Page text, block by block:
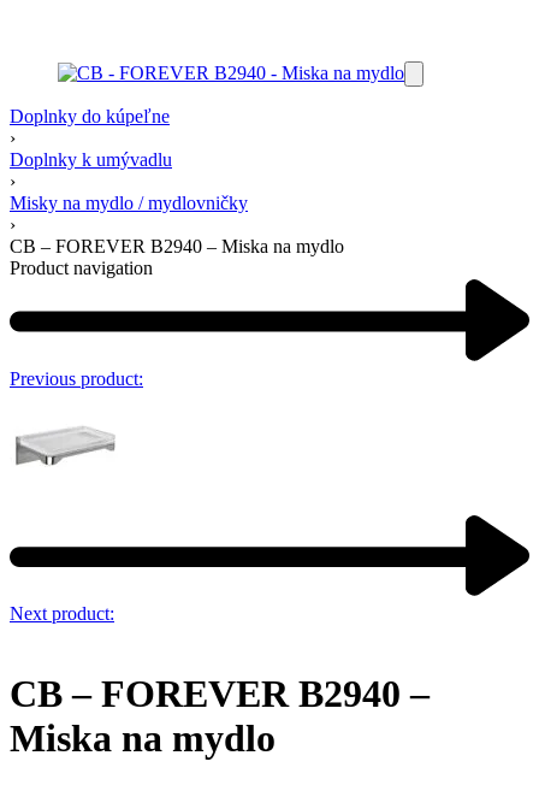
Doplnky do kúpeľne
›
Doplnky k umývadlu
›
Misky na mydlo / mydlovničky
›
CB – FOREVER B2940 – Miska na mydlo
Product navigation
Previous product:
Next product:
CB – FOREVER B2940 –
Miska na mydlo